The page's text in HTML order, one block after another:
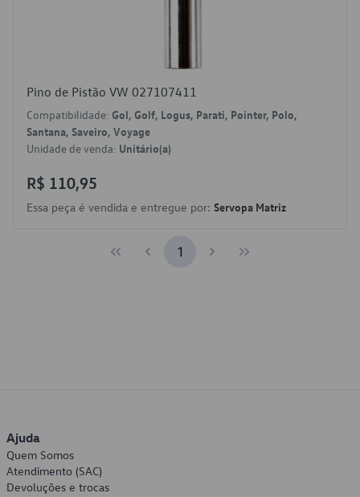
Pino de Pistão VW 027107411
Compatibilidade: Gol, Golf, Logus, Parati, Pointer, Polo,
Santana, Saveiro, Voyage
Unidade de venda: Unitário(a)
R$ 110,95
Essa peça é vendida e entregue por: Servopa Matriz
1
Ajuda
Quem Somos
Atendimento (SAC)
Devoluções e trocas